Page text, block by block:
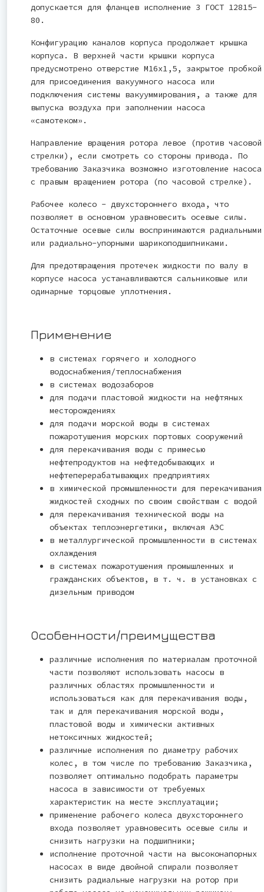
допускается для фланцев исполнение 3 ГОСТ 12815-
80.
Конфигурацию каналов корпуса продолжает крышка
корпуса. В верхней части крышки корпуса
предусмотрено отверстие М16х1,5, закрытое пробкой
для присоединения вакуумного насоса или
подключения системы вакууммирования, а также для
выпуска воздуха при заполнении насоса
«самотеком».
Направление вращения ротора левое (против часовой
стрелки), если смотреть со стороны привода. По
требованию Заказчика возможно изготовление насоса
с правым вращением ротора (по часовой стрелке).
Рабочее колесо - двухстороннего входа, что
позволяет в основном уравновесить осевые силы.
Остаточные осевые силы воспринимаются радиальными
или радиально-упорными шарикоподшипниками.
Для предотвращения протечек жидкости по валу в
корпусе насоса устанавливаются сальниковые или
одинарные торцовые уплотнения.
Применение
в системах горячего и холодного
водоснабжения/теплоснабжения
в системах водозаборов
для подачи пластовой жидкости на нефтяных
месторождениях
для подачи морской воды в системах
пожаротушения морских портовых сооружений
для перекачивания воды с примесью
нефтепродуктов на нефтедобывающих и
нефтеперерабатывающих предприятиях
в химической промышленности для перекачивания
жидкостей сходных по своим свойствам с водой
для перекачивания технической воды на
объектах теплоэнергетики, включая АЭС
в металлургической промышленности в системах
охлаждения
в системах пожаротушения промышленных и
гражданских объектов, в т. ч. в установках с
дизельным приводом
Особенности/преимущества
различные исполнения по материалам проточной
части позволяют использовать насосы в
различных областях промышленности и
использоваться как для перекачивания воды,
так и для перекачивания морской воды,
пластовой воды и химически активных
нетоксичных жидкостей;
различные исполнения по диаметру рабочих
колес, в том числе по требованию Заказчика,
позволяет оптимально подобрать параметры
насоса в зависимости от требуемых
характеристик на месте эксплуатации;
применение рабочего колеса двухстороннего
входа позволяет уравновесить осевые силы и
снизить нагрузки на подшипники;
исполнение проточной части на высоконапорных
насосах в виде двойной спирали позволяет
снизить радиальные нагрузки на ротор при